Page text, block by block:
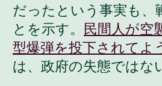
だったという事実も、
とを示す。 民間人が空
型爆弾を投下されてよ
は、政府の失態ではな